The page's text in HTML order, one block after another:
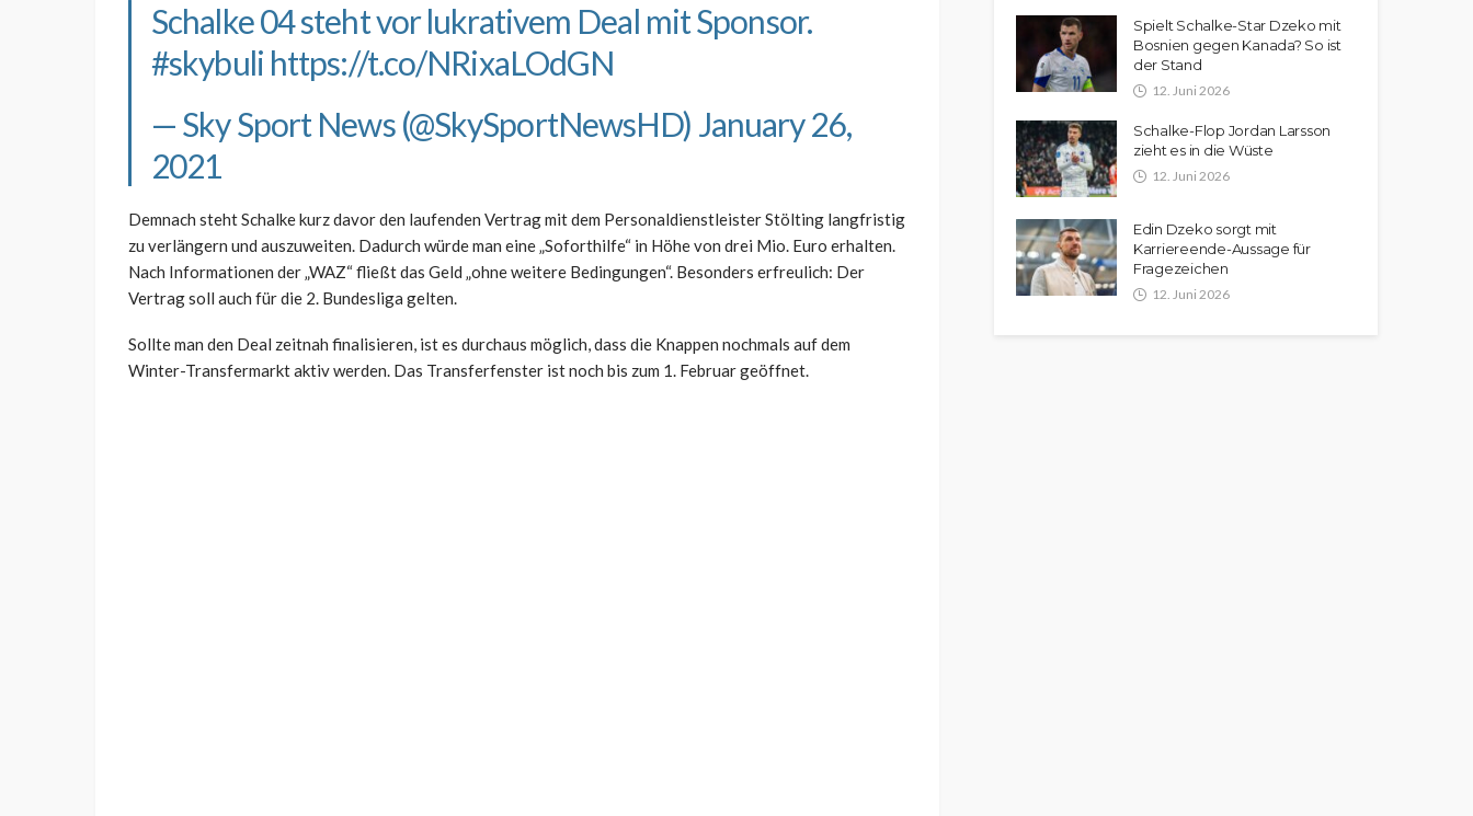
Schalke 04 steht vor lukrativem Deal mit Sponsor.
#skybuli https://t.co/NRixaLOdGN
— Sky Sport News (@SkySportNewsHD) January 26,
2021
Demnach steht Schalke kurz davor den laufenden Vertrag mit dem Personaldienstleister Stölting langfristig
zu verlängern und auszuweiten. Dadurch würde man eine „Soforthilfe“ in Höhe von drei Mio. Euro erhalten.
Nach Informationen der „WAZ“ fließt das Geld „ohne weitere Bedingungen“. Besonders erfreulich: Der
Vertrag soll auch für die 2. Bundesliga gelten.
Sollte man den Deal zeitnah finalisieren, ist es durchaus möglich, dass die Knappen nochmals auf dem
Winter-Transfermarkt aktiv werden. Das Transferfenster ist noch bis zum 1. Februar geöffnet.
Spielt Schalke-Star Dzeko mit
Bosnien gegen Kanada? So ist
der Stand
12. Juni 2026
Schalke-Flop Jordan Larsson
zieht es in die Wüste
12. Juni 2026
Edin Dzeko sorgt mit
Karriereende-Aussage für
Fragezeichen
12. Juni 2026